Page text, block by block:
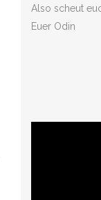
Also scheut
Euer Odin